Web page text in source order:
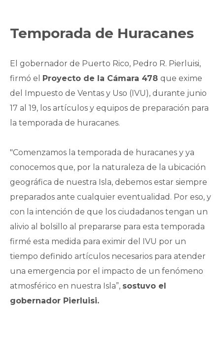
Temporada de Huracanes
El gobernador de Puerto Rico, Pedro R. Pierluisi,
firmó el Proyecto de la Cámara 478 que exime
del Impuesto de Ventas y Uso (IVU), durante junio
17 al 19, los artículos y equipos de preparación para
la temporada de huracanes.
"Comenzamos la temporada de huracanes y ya
conocemos que, por la naturaleza de la ubicación
geográfica de nuestra Isla, debemos estar siempre
preparados ante cualquier eventualidad. Por eso, y
con la intención de que los ciudadanos tengan un
alivio al bolsillo al prepararse para esta temporada
firmé esta medida para eximir del IVU por un
tiempo definido artículos necesarios para atender
una emergencia por el impacto de un fenómeno
atmosférico en nuestra Isla”, sostuvo el
gobernador Pierluisi.